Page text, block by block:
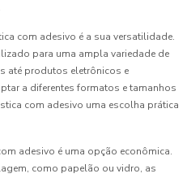
com adesivo é a sua versatilidade.
para uma ampla variedade de
até produtos eletrônicos e
a diferentes formatos e tamanhos
com adesivo uma escolha prática
adesivo é uma opção econômica.
como papelão ou vidro, as